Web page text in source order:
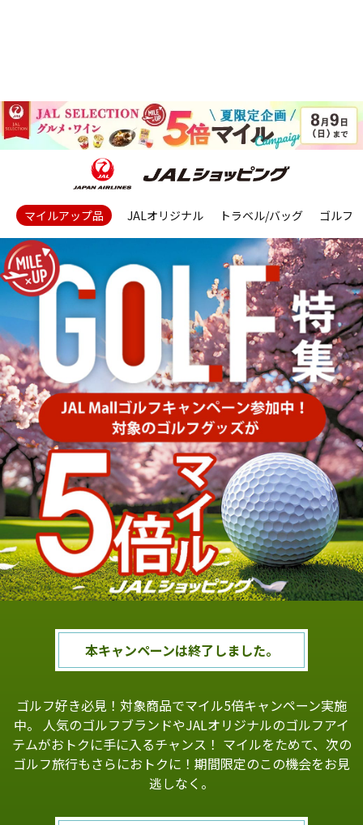
マイルアップ品 JALオリジナル トラベル/バッグ ゴルフ
本キャンペーンは終了しました。
ゴルフ好き必見！対象商品でマイル5倍キャンペーン実施
中。
人気のゴルフブランドやJALオリジナルのゴルフアイ
テムがおトクに手に入るチャンス！ マイルをためて、次の
ゴルフ旅行もさらにおトクに！期間限定のこの機会をお見
逃しなく。